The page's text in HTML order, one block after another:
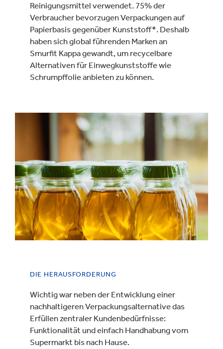
Reinigungsmittel verwendet. 75% der
Verbraucher bevorzugen Verpackungen auf
Papierbasis gegenüber Kunststoff*. Deshalb
haben sich global führenden Marken an
Smurfit Kappa gewandt, um recycelbare
Alternativen für Einwegkunststoffe wie
Schrumpffolie anbieten zu können.
DIE HERAUSFORDERUNG
Wichtig war neben der Entwicklung einer
nachhaltigeren Verpackungsalternative das
Erfüllen zentraler Kundenbedürfnisse:
Funktionalität und einfach Handhabung vom
Supermarkt bis nach Hause.